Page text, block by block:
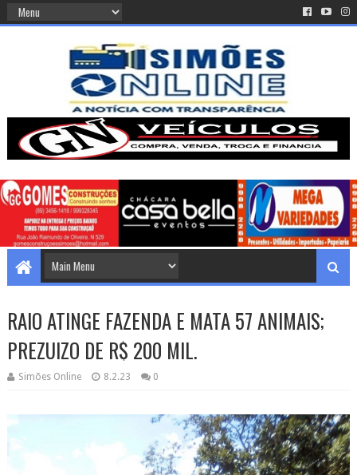
RAIO ATINGE FAZENDA E MATA 57 ANIMAIS;
PREZUIZO DE R$ 200 MIL.
Simões Online 8.2.23 0